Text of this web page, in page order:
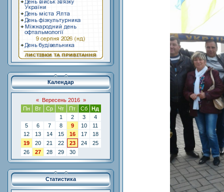
Календар
« Вересень 2016 »
Пн
Вт Ср Чт Пт Сб
Нд
1
2 3
4
5
6 7 8 9 10
11
12
13 14 15 16 17
18
19
20 21 22 23 24
25
26
27 28 29 30
Статистика